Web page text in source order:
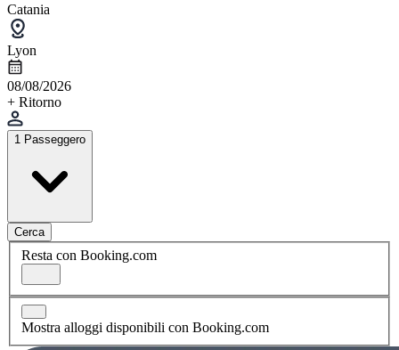
Catania
Lyon
08/08/2026
+ Ritorno
1 Passeggero
Cerca
Resta con Booking.com
Mostra alloggi disponibili con Booking.com